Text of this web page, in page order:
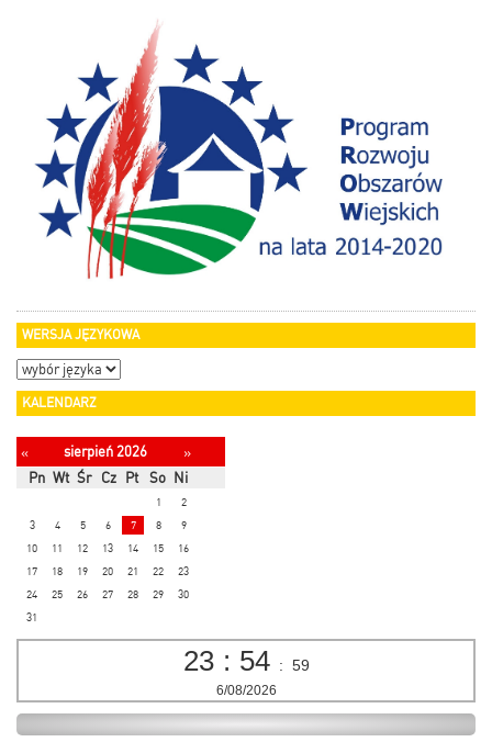
WERSJA JĘZYKOWA
KALENDARZ
« sierpień 2026
»
Pn Wt Śr Cz Pt So Ni
1
2
3
4 5 6 7 8
9
10
11 12 13 14 15
16
17
18 19 20 21 22
23
24
25 26 27 28 29
30
31
23 : 54 : 59
6/08/2026